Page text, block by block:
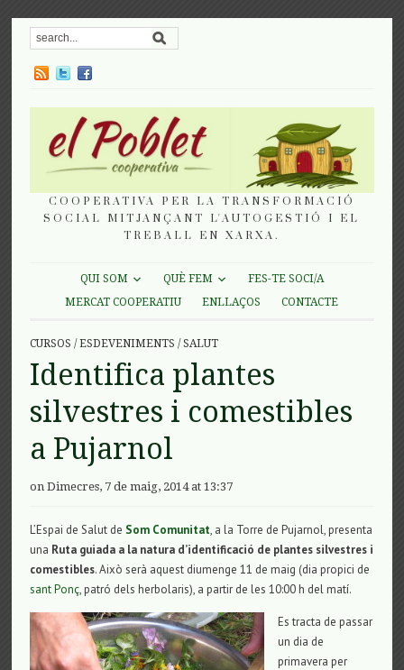
COOPERATIVA PER LA TRANSFORMACIÓ
SOCIAL MITJANÇANT L'AUTOGESTIÓ I EL
TREBALL EN XARXA.
QUI SOM QUÈ FEM
FES-TE SOCI/A
MERCAT COOPERATIU
ENLLAÇOS CONTACTE
CURSOS /ESDEVENIMENTS /SALUT
Identifica plantes
silvestres i comestibles
a Pujarnol
on Dimecres, 7 de maig, 2014 at 13:37
L’Espai de Salut de Som Comunitat, a la Torre de Pujarnol, presenta
una Ruta guiada a la natura d’identificació de plantes silvestres i
comestibles. Això serà aquest diumenge 11 de maig (dia propici de
sant Ponç, patró dels herbolaris), a partir de les 10:00 h del matí.
Es tracta de passar
un dia de
primavera per